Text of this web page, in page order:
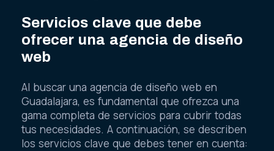
Servicios clave que debe
ofrecer una agencia de diseño
web
Al buscar una agencia de diseño web en
Guadalajara, es fundamental que ofrezca una
gama completa de servicios para cubrir todas
tus necesidades. A continuación, se describen
los servicios clave que debes tener en cuenta: